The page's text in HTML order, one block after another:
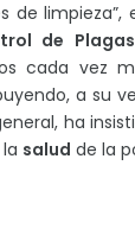
de
de Plagas
cada vez
a su
ha
salud de la